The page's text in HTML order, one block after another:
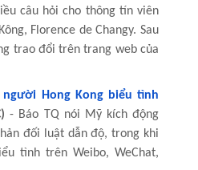
câu hỏi cho thông tín viên
Florence de Changy. Sau
trao đổi trên trang web của
người Hong Kong biểu tình
- Báo TQ nói Mỹ kích động
đối luật dẫn độ, trong khi
tình trên Weibo, WeChat,